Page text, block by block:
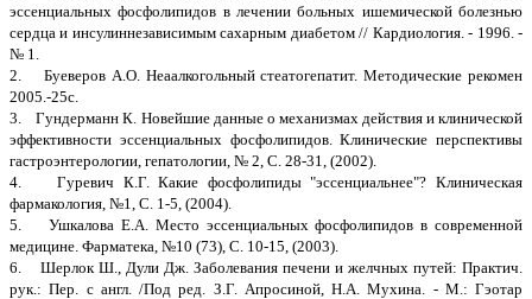
эссенциальных фосфолипидов в лечении больных ишемической болезнью
сердца и инсулиннезависимым сахарным диабетом // Кардиология. - 1996. -
№ 1.
2. Буеверов А.О. Неаалкогольный стеатогепатит. Методические рекомен
2005.-25с.
3. Гундерманн К. Новейшие данные о механизмах действия и клинической
эффективности эссенциальных фосфолипидов. Клинические перспективы
гастроэнтерологии, гепатологии, № 2, С. 28-31, (2002).
4. Гуревич К.Г. Какие фосфолипиды "эссенциальнее"? Клиническая
фармакология, №1, С. 1-5, (2004).
5. Ушкалова Е.А. Место эссенциальных фосфолипидов в современной
медицине. Фарматека, №10 (73), С. 10-15, (2003).
6. Шерлок Ш., Дули Дж. Заболевания печени и желчных путей: Практич.
рук.: Пер. с англ. /Под ред. З.Г. Апросиной, Н.А. Мухина. - М.: Гэотар